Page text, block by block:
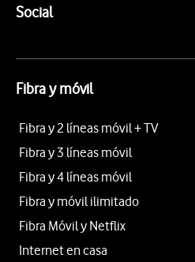
SocialEnlaces a las redes
Fibra y móvil
Fibra y 2 líneas móvil + TV
Fibra y 3 líneas móvil
Fibra y 4 líneas móvil
Fibra y móvil ilimitado
Fibra Móvil y Netflix
Internet en casa